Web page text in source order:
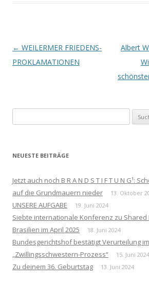
Beitrags-
Navigation
← WEILERMER FRIEDENS-
PROKLAMATIONEN
Albert
nach:
NEUESTE BEITRÄGE
Jetzt auch noch B R A N D S T I F T U N G¹:
auf die Grundmauern nieder
13. Oktober
UNSERE AUFGABE 19. Juni 2024
Siebte internationale Konferenz zu Shared
Brasilien im April 2025
18. Juni 2024
Bundesgerichtshof bestätigt Verurteilung im
„Zwillingsschwestern-Prozess“
15. Juni 2024
Zu deinem 36. Geburtstag 13. Juni 2024